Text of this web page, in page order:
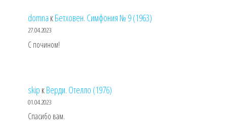
domna кБетховен. Симфония № 9 (1963)
27.04.2023
С почином!
skip кВерди. Отелло (1976)
01.04.2023
Спасибо вам.